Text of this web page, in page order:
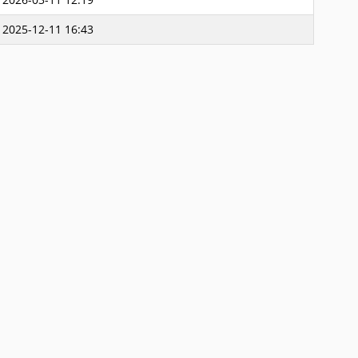
2025-12-11 16:43